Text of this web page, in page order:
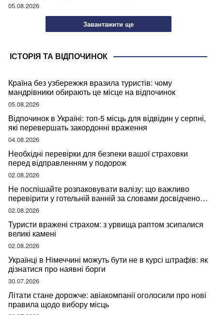
05.08.2026
Завантажити ще
ІСТОРІЯ ТА ВІДПОЧИНОК
Країна без узбережжя вразила туристів: чому
мандрівники обирають це місце на відпочинок
05.08.2026
Відпочинок в Україні: топ-5 місць для відвідин у серпні,
які перевершать закордонні враження
04.08.2026
Необхідні перевірки для безпеки вашої страховки
перед відправленням у подорож
02.08.2026
Не поспішайте розпаковувати валізу: що важливо
перевірити у готельній ванній за словами досвідченої
мандрівниці
02.08.2026
Туристи вражені страхом: з урвища раптом зсипалися
великі камені
02.08.2026
Українці в Німеччині можуть бути не в курсі штрафів: як
дізнатися про наявні борги
30.07.2026
Літати стане дорожче: авіакомпанії оголосили про нові
правила щодо вибору місць